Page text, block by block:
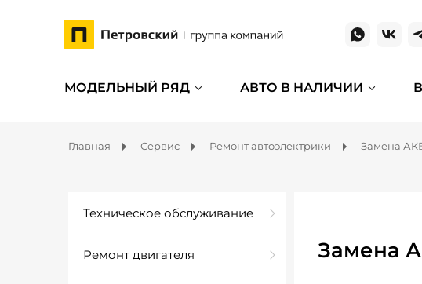
МОДЕЛЬНЫЙ РЯД АВТО В НАЛИЧИИ
Главная Сервис Ремонт автоэлектрики Замена
Техническое обслуживание
Ремонт двигателя Замена